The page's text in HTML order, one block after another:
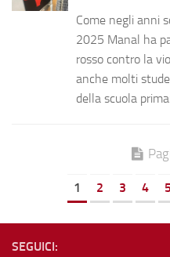
Come negli anni
2025 Manal ha
rosso contro la
anche molti
della scuola
1 2 3 4 5
SEGUICI: